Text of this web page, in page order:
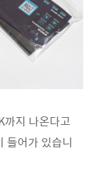
지 나온다고
들어가 있습니